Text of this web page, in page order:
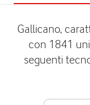
Gallicano,
con 1841
seguenti